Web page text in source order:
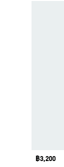
Price
฿3,200